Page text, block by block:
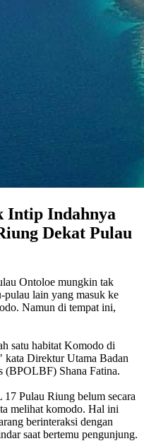
Intip Indahnya
Dekat Pulau
Ontoloe mungkin tak
pulau lain yang masuk ke
Namun di tempat ini,
satu habitat Komodo di
kata Direktur Utama Badan
(BPOLBF) Shana Fatina.
Pulau Riung belum secara
melihat komodo. Hal ini
berinteraksi dengan
saat bertemu pengunjung.